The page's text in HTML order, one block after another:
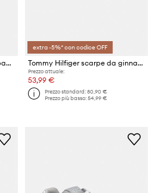
Tommy Hilfiger sneakers per bambini
extra -5%* con codice OFF
Tommy Hilfiger scarpe da ginnastica per bambini
Prezzo attuale:
53,99 €
Prezzo standard:80,90 €
Prezzo più basso:54,99 €